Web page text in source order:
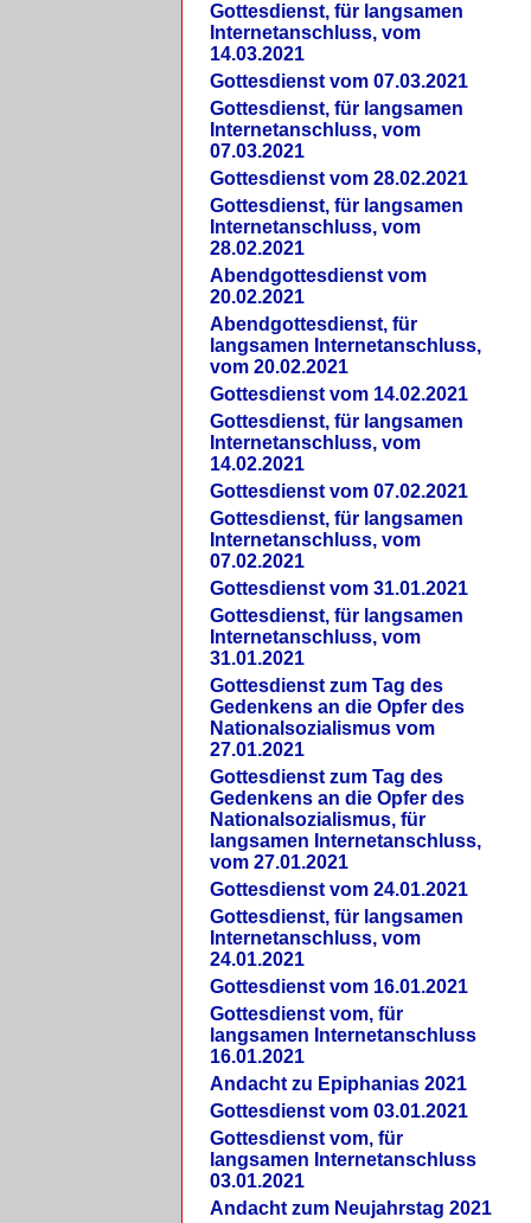
Gottesdienst, für langsamen
Internetanschluss, vom
14.03.2021
Gottesdienst vom 07.03.2021
Gottesdienst, für langsamen
Internetanschluss, vom
07.03.2021
Gottesdienst vom 28.02.2021
Gottesdienst, für langsamen
Internetanschluss, vom
28.02.2021
Abendgottesdienst vom
20.02.2021
Abendgottesdienst, für
langsamen Internetanschluss,
vom 20.02.2021
Gottesdienst vom 14.02.2021
Gottesdienst, für langsamen
Internetanschluss, vom
14.02.2021
Gottesdienst vom 07.02.2021
Gottesdienst, für langsamen
Internetanschluss, vom
07.02.2021
Gottesdienst vom 31.01.2021
Gottesdienst, für langsamen
Internetanschluss, vom
31.01.2021
Gottesdienst zum Tag des
Gedenkens an die Opfer des
Nationalsozialismus vom
27.01.2021
Gottesdienst zum Tag des
Gedenkens an die Opfer des
Nationalsozialismus, für
langsamen Internetanschluss,
vom 27.01.2021
Gottesdienst vom 24.01.2021
Gottesdienst, für langsamen
Internetanschluss, vom
24.01.2021
Gottesdienst vom 16.01.2021
Gottesdienst vom, für
langsamen Internetanschluss
16.01.2021
Andacht zu Epiphanias 2021
Gottesdienst vom 03.01.2021
Gottesdienst vom, für
langsamen Internetanschluss
03.01.2021
Andacht zum Neujahrstag 2021